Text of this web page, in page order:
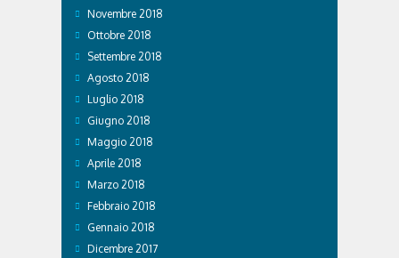
Novembre 2018
Ottobre 2018
Settembre 2018
Agosto 2018
Luglio 2018
Giugno 2018
Maggio 2018
Aprile 2018
Marzo 2018
Febbraio 2018
Gennaio 2018
Dicembre 2017